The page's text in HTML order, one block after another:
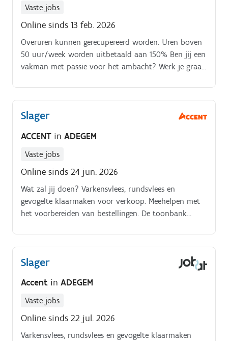
Vaste jobs
Online sinds 13 feb. 2026
Overuren kunnen gerecupereerd worden. Uren boven
50 uur/week worden uitbetaald aan 150% Ben jij een
vakman met passie voor het ambacht? Werk je graag
Slager
ACCENT in ADEGEM
Vaste jobs
Online sinds 24 jun. 2026
Wat zal jij doen? Varkensvlees, rundsvlees en
gevogelte klaarmaken voor verkoop. Meehelpen met
het voorbereiden van bestellingen. De toonbank
Slager
Accent in ADEGEM
Vaste jobs
Online sinds 22 jul. 2026
Varkensvlees, rundsvlees en gevogelte klaarmaken